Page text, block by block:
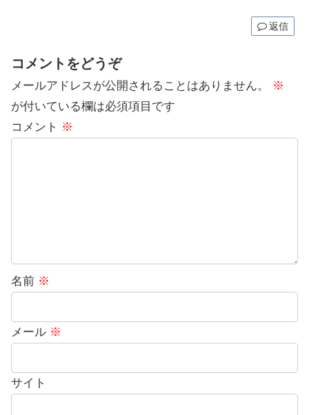
返信
コメントをどうぞ
メールアドレスが公開されることはありません。
※
が付いている欄は必須項目です
コメント ※
名前 ※
メール ※
サイト